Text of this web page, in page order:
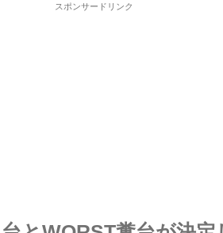
スポンサードリンク